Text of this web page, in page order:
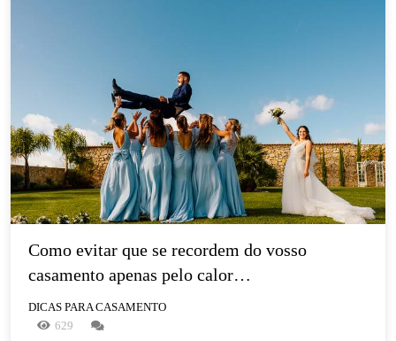
Como evitar que se recordem do vosso
casamento apenas pelo calor…
DICAS PARA CASAMENTO
629